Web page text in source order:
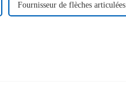
Fournisseur de flèches articulées